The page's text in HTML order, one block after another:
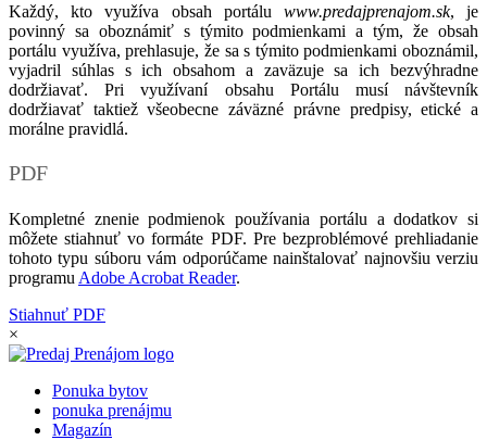
Každý, kto využíva obsah portálu www.predajprenajom.sk, je
povinný sa oboznámiť s týmito podmienkami a tým, že obsah
portálu využíva, prehlasuje, že sa s týmito podmienkami oboznámil,
vyjadril súhlas s ich obsahom a zaväzuje sa ich bezvýhradne
dodržiavať. Pri využívaní obsahu Portálu musí návštevník
dodržiavať taktiež všeobecne záväzné právne predpisy, etické a
morálne pravidlá.
PDF
Kompletné znenie podmienok používania portálu a dodatkov si
môžete stiahnuť vo formáte PDF. Pre bezproblémové prehliadanie
tohoto typu súboru vám odporúčame nainštalovať najnovšiu verziu
programu Adobe Acrobat Reader.
Stiahnuť PDF
×
Ponuka bytov
ponuka prenájmu
Magazín